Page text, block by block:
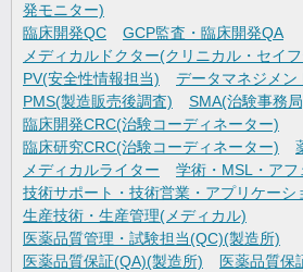
発モニター)
臨床開発QC
GCP監査・臨床開発QA
メディカルドクター(クリニカル・セイ
PV(安全性情報担当)
データマネジメン
PMS(製造販売後調査)
SMA(治験事務
臨床開発CRC(治験コーディネーター)
臨床研究CRC(治験コーディネーター)
メディカルライター
学術・MSL・アフ
技術サポート・技術営業・アプリケーシ
生産技術・生産管理(メディカル)
医薬品質管理・試験担当(QC)(製造所)
医薬品質保証(QA)(製造所)
医薬品質保